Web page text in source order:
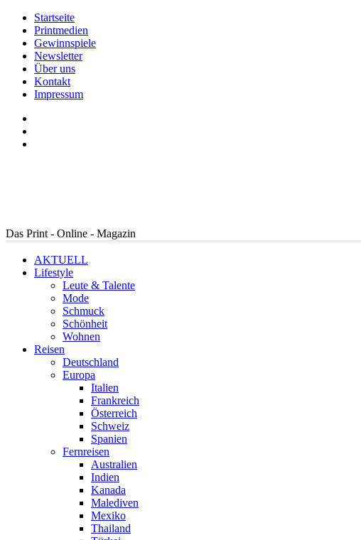
Startseite
Printmedien
Gewinnspiele
Newsletter
Über uns
Kontakt
Impressum
Das Print - Online - Magazin
AKTUELL
Lifestyle
Leute & Talente
Mode
Schmuck
Schönheit
Wohnen
Reisen
Deutschland
Europa
Italien
Frankreich
Österreich
Schweiz
Spanien
Fernreisen
Australien
Indien
Kanada
Malediven
Mexiko
Thailand